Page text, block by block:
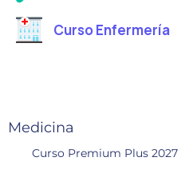
Curso Enfermería
Medicina
Curso Premium Plus 2027